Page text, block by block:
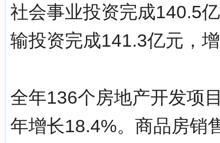
社会事业投资完成140.5
输投资完成141.3亿元，
全年136个房地产开发项
年增长18.4%。商品房销